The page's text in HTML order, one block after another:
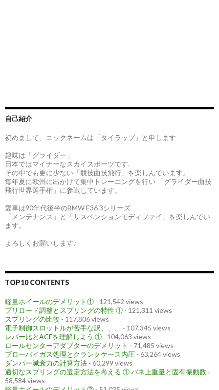
自己紹介
初めまして、ニックネームは「タイラップ」と申します
趣味は「グライダー」
日本ではマイナーなスカイスポーツです.
その中でも更に少ない「競技曲技飛行」を楽しんでいます。
毎年夏に欧州に出かけて集中トレーニングを行い 「グライダー曲技
飛行世界選手権」に参戦しています。
愛車は90年代後半のBMW E36 3シリーズ
「メンテナンス」と「サスペンションモディファイ」を楽しんでい
ます。
よろしくお願いします♪
TOP10 CONTENTS
軽量ホイールのデメリット① - 121,542 views
プリロード調整とスプリングの特性 ① - 121,311 views
スプリングの比較 - 117,806 views
電子制御スロットルが苦手な訳、、、
- 107,345 views
レバー比とACFを理解しよう ① - 104,063 views
ロールセンターアダプターのデメリット - 71,485 views
ブローバイガス処理とクランクケース内圧 - 63,264 views
ダンパー減衰力の計算方法 - 60,299 views
適切なスプリングの選定方法を考える ① バネ上重量と固有振動数 -
58,584 views